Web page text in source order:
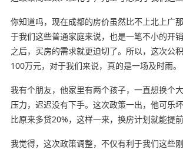
你知道吗，现在成都的房价虽然比不上北上广
于我们这些普通家庭来说，也是一笔不小的开
之后，买房的需求就更迫切了。所以，这次公
100万元，对于我们来说，真的是一场及时雨。
我有个朋友，他家里有两个孩子，一直想换个
压力，迟迟没有下手。这次政策一出，他可乐
比原来多贷20%，这样一来，换房计划就能提前
我觉得，这次政策调整，不仅有利于我们这些